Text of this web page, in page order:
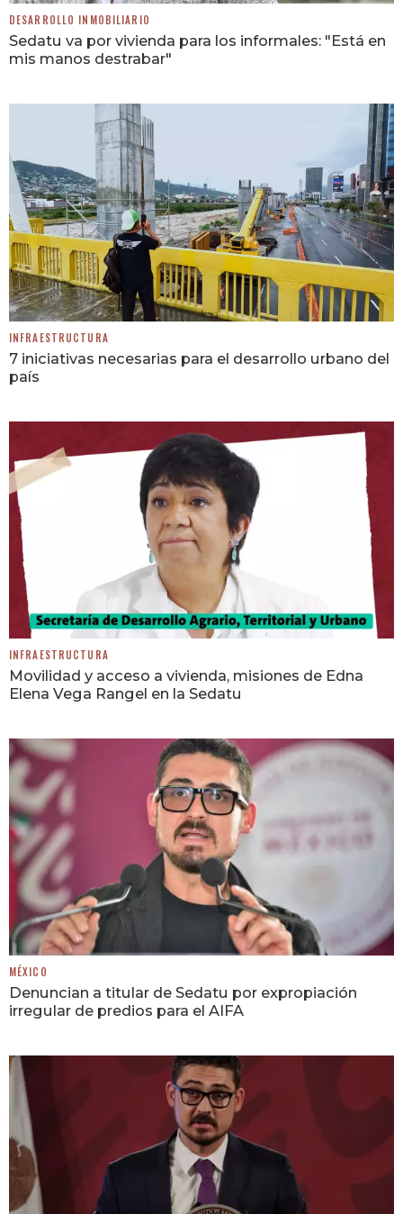
DESARROLLO INMOBILIARIO
Sedatu va por vivienda para los informales: "Está en
mis manos destrabar"
INFRAESTRUCTURA
7 iniciativas necesarias para el desarrollo urbano del
país
INFRAESTRUCTURA
Movilidad y acceso a vivienda, misiones de Edna
Elena Vega Rangel en la Sedatu
MÉXICO
Denuncian a titular de Sedatu por expropiación
irregular de predios para el AIFA